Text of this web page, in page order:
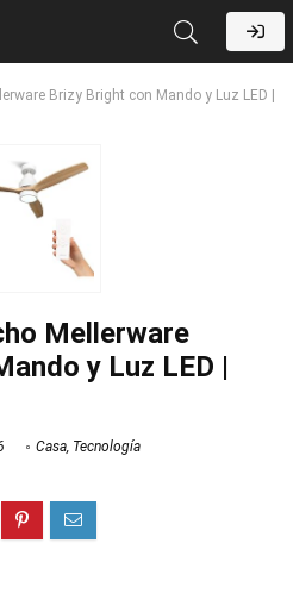
Brizy Bright con Mando y Luz LED |
Mellerware
y Luz LED |
Casa, Tecnología